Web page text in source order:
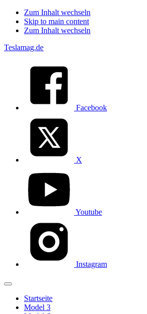
Zum Inhalt wechseln
Skip to main content
Zum Inhalt wechseln
Teslamag.de
Facebook
X
Youtube
Instagram
Startseite
Model 3